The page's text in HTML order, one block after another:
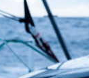
4 classes, 4
Source
13 février 2025
0